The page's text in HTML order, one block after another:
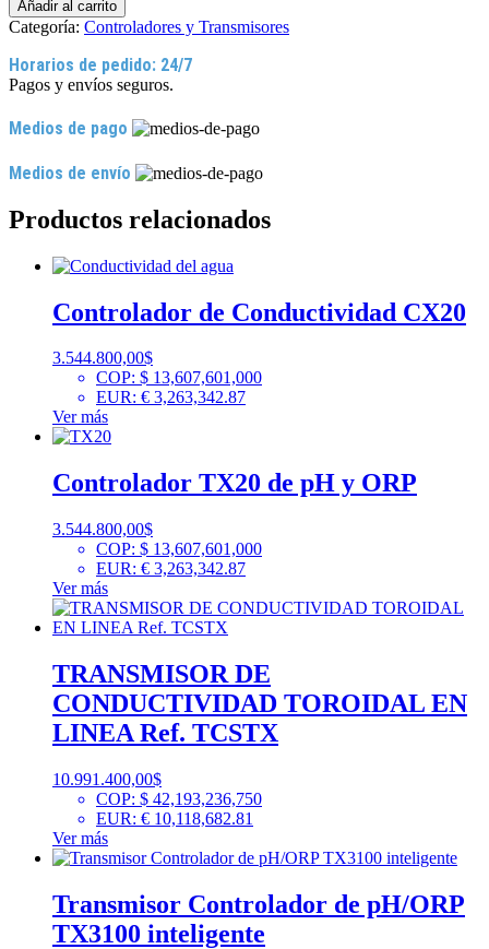
Añadir al carrito
Categoría: Controladores y Transmisores
Horarios de pedido: 24/7
Pagos y envíos seguros.
Medios de pago
Medios de envío
Productos relacionados
Controlador de Conductividad CX20
3.544.800,00$
COP: $ 13,607,601,000
EUR: € 3,263,342.87
Ver más
Controlador TX20 de pH y ORP
3.544.800,00$
COP: $ 13,607,601,000
EUR: € 3,263,342.87
Ver más
TRANSMISOR DE
CONDUCTIVIDAD TOROIDAL EN
LINEA Ref. TCSTX
10.991.400,00$
COP: $ 42,193,236,750
EUR: € 10,118,682.81
Ver más
Transmisor Controlador de pH/ORP
TX3100 inteligente